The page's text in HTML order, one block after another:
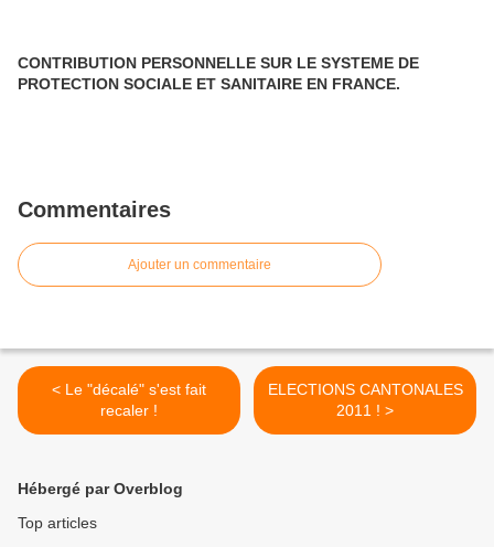
CONTRIBUTION PERSONNELLE SUR LE SYSTEME DE
PROTECTION SOCIALE ET SANITAIRE EN FRANCE.
Commentaires
Ajouter un commentaire
< Le "décalé" s'est fait
recaler !
ELECTIONS CANTONALES
2011 ! >
Hébergé par Overblog
Top articles